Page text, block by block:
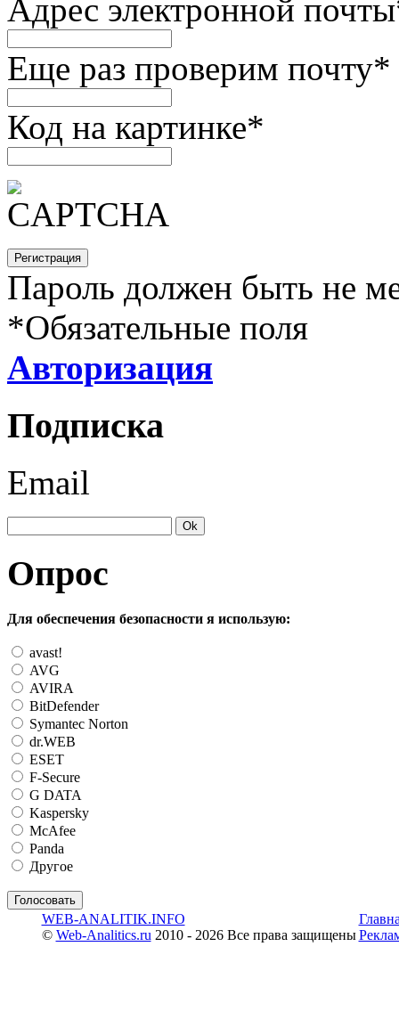
Адрес электронной почты
Еще раз проверим почту*
Код на картинке*
Пароль должен быть не
*Обязательные поля
Авторизация
Подписка
Email
Опрос
Для обеспечения безопасности я использую:
avast!
AVG
AVIRA
BitDefender
Symantec Norton
dr.WEB
ESET
F-Secure
G DATA
Kaspersky
McAfee
Panda
Другое
WEB-ANALITIK.INFO
© Web-Analitics.ru 2010 - 2026 Все права защищены